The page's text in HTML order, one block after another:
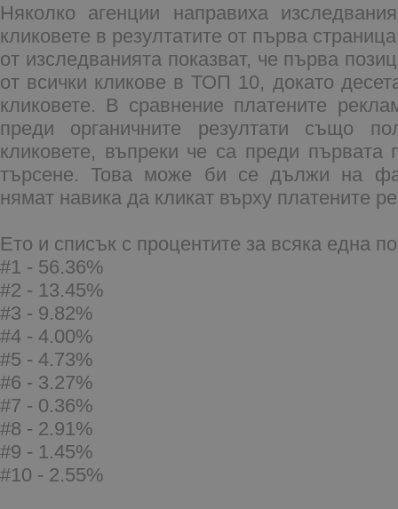
Няколко агенции направиха
кликовете в резултатите от първа
от изследванията показват, че първа
от всички кликове в ТОП 10, докато
кликовете. В сравнение платените
преди органичните резултати също
кликовете, въпреки че са преди първата
търсене. Това може би се дължи на
нямат навика да кликат върху платените
Ето и списък с процентите за всяка една
#1 - 56.36%
#2 - 13.45%
#3 - 9.82%
#4 - 4.00%
#5 - 4.73%
#6 - 3.27%
#7 - 0.36%
#8 - 2.91%
#9 - 1.45%
#10 - 2.55%